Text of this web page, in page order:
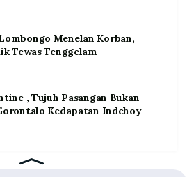
Menelan Korban,
Tewas Tenggelam
, Tujuh Pasangan Bukan
Kedapatan Indehoy